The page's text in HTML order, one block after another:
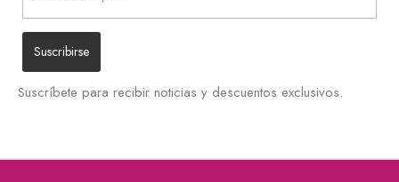
Suscríbete para recibir noticias y descuentos exclusivos.